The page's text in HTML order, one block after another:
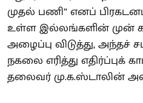
முதல் பணி” எனப்
உள்ள இல்லங்களின் முன்
அழைப்பு விடுத்து,
நகலை எரித்து எதிர்ப்புக்
தலைவர் மு.க.ஸ்டாலின்